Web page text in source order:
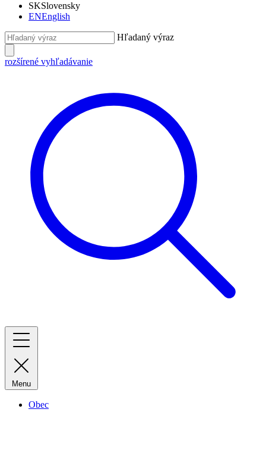
SKSlovensky
ENEnglish
Hľadaný výraz
rozšírené vyhľadávanie
Menu
Obec